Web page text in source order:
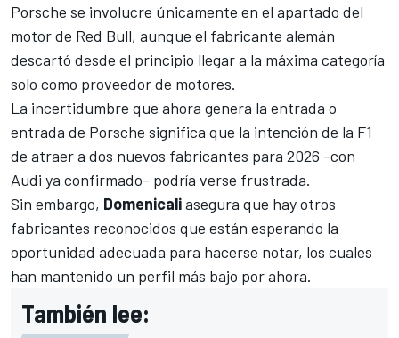
Porsche se involucre únicamente en el apartado del
motor de Red Bull, aunque el fabricante alemán
descartó desde el principio llegar a la máxima categoría
solo como proveedor de motores.
La incertidumbre que ahora genera la entrada o
entrada de Porsche significa que la intención de la F1
de atraer a dos nuevos fabricantes para 2026 -con
Audi ya confirmado- podría verse frustrada.
Sin embargo, Domenicaliasegura que hay otros
fabricantes reconocidos que están esperando la
oportunidad adecuada para hacerse notar, los cuales
han mantenido un perfil más bajo por ahora.
También lee: